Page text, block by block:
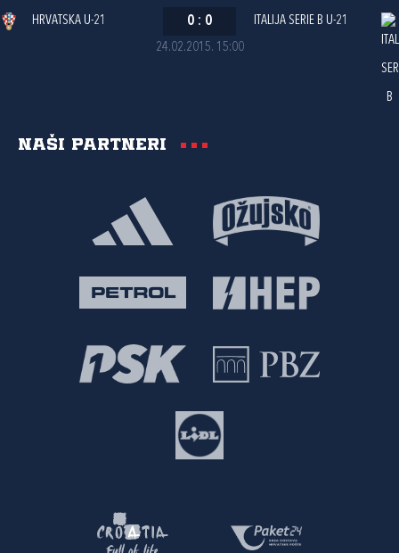
24.02.2015. 15:00
HRVATSKA U-21 0 : 0 ITALIJA SERIE B U-21
Naši partneri